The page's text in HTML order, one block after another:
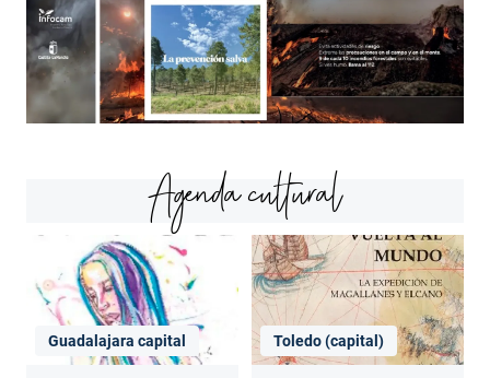
Agenda cultural
Guadalajara capital Toledo (capital)